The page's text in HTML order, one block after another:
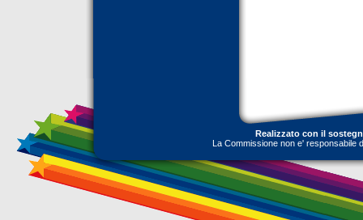
Realizzato con il
La Commissione non e' responsabile